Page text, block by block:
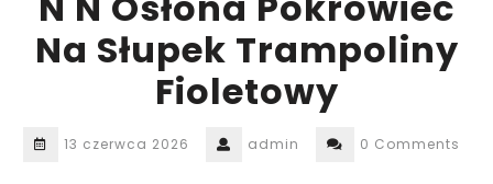
Na Słupek Trampoliny
Fioletowy
13 czerwca 2026 admin 0 Comments